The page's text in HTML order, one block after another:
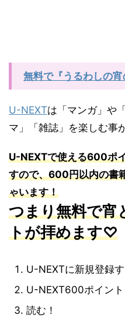
無料で『うるわしの
U-NEXTは「マンガ」や
マ」「雑誌」を楽しむ事
U-NEXTで使える600ポ
すので、600円以内の書
ゃいます！
つまり無料で宵
トが拝めます♡
U-NEXTに新規登録
U-NEXT600ポイン
読む！